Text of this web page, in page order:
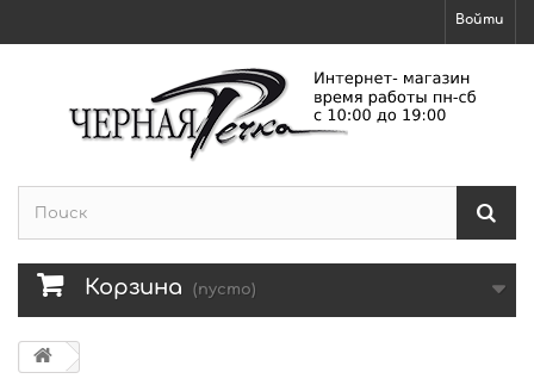
Войти
Корзина (пусто)